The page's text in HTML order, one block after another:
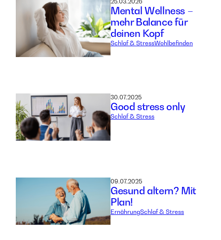
Mental Wellness –
mehr Balance für
deinen Kopf
Schlaf & StressWohlbefinden
30.07.2025
Good stress only
Schlaf & Stress
09.07.2025
Gesund altern? Mit
Plan!
ErnährungSchlaf & Stress